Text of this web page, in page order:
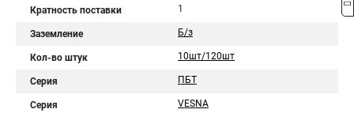
Кратность поставки 1
Заземление Б/з
Кол-во штук 10шт/120шт
Серия ПБТ
Серия VESNA